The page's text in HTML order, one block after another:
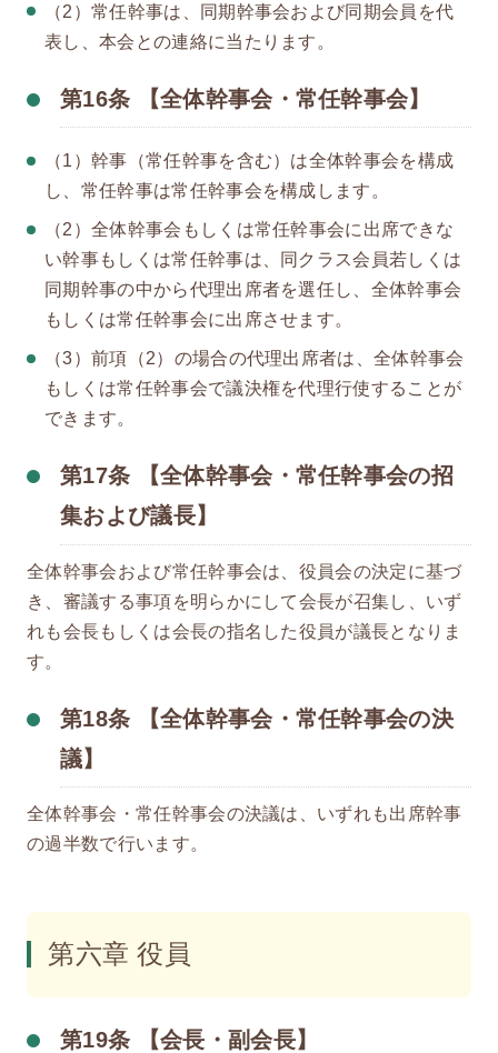
（2）常任幹事は、同期幹事会および同期会員を代
表し、本会との連絡に当たります。
第16条 【全体幹事会・常任幹事会】
（1）幹事（常任幹事を含む）は全体幹事会を構成
し、常任幹事は常任幹事会を構成します。
（2）全体幹事会もしくは常任幹事会に出席できな
い幹事もしくは常任幹事は、同クラス会員若しくは
同期幹事の中から代理出席者を選任し、全体幹事会
もしくは常任幹事会に出席させます。
（3）前項（2）の場合の代理出席者は、全体幹事会
もしくは常任幹事会で議決権を代理行使することが
できます。
第17条 【全体幹事会・常任幹事会の招
集および議長】
全体幹事会および常任幹事会は、役員会の決定に基づ
き、審議する事項を明らかにして会長が召集し、いず
れも会長もしくは会長の指名した役員が議長となりま
す。
第18条 【全体幹事会・常任幹事会の決
議】
全体幹事会・常任幹事会の決議は、いずれも出席幹事
の過半数で行います。
第六章 役員
第19条 【会長・副会長】